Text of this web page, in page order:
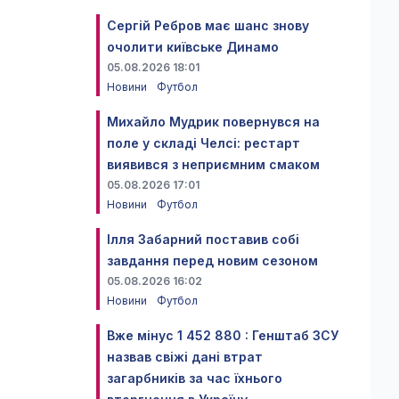
Сергій Ребров має шанс знову
очолити київське Динамо
05.08.2026 18:01
Новини
Футбол
Михайло Мудрик повернувся на
поле у складі Челсі: рестарт
виявився з неприємним смаком
05.08.2026 17:01
Новини
Футбол
Ілля Забарний поставив собі
завдання перед новим сезоном
05.08.2026 16:02
Новини
Футбол
Вже мінус 1 452 880 : Генштаб ЗСУ
назвав свіжі дані втрат
загарбників за час їхнього